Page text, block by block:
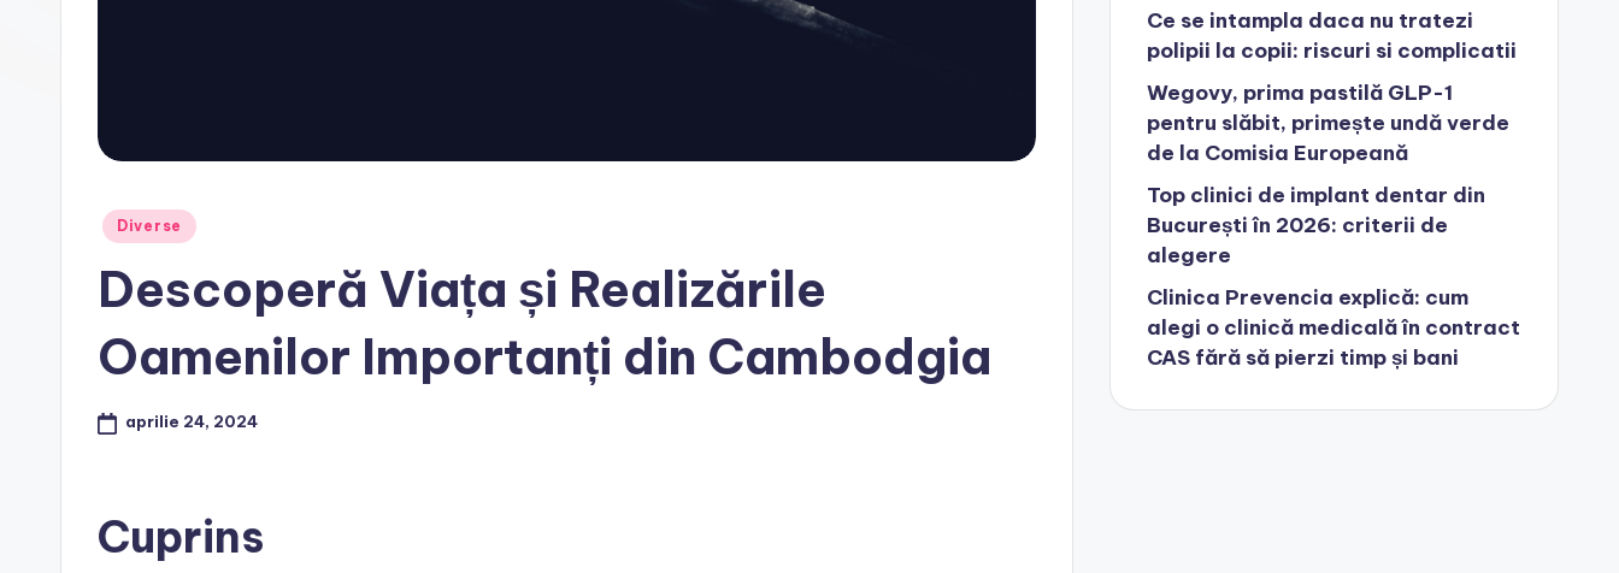
Posted
Diverse
Descoperă Viața și Realizările
Oamenilor Importanți din Cambodgia
aprilie 24, 2024
Cuprins
Ce se intampla daca nu tratezi
polipii la copii: riscuri si complicatii
Wegovy, prima pastilă GLP-1
pentru slăbit, primește undă verde
de la Comisia Europeană
Top clinici de implant dentar din
București în 2026: criterii de
alegere
Clinica Prevencia explică: cum
alegi o clinică medicală în contract
CAS fără să pierzi timp și bani